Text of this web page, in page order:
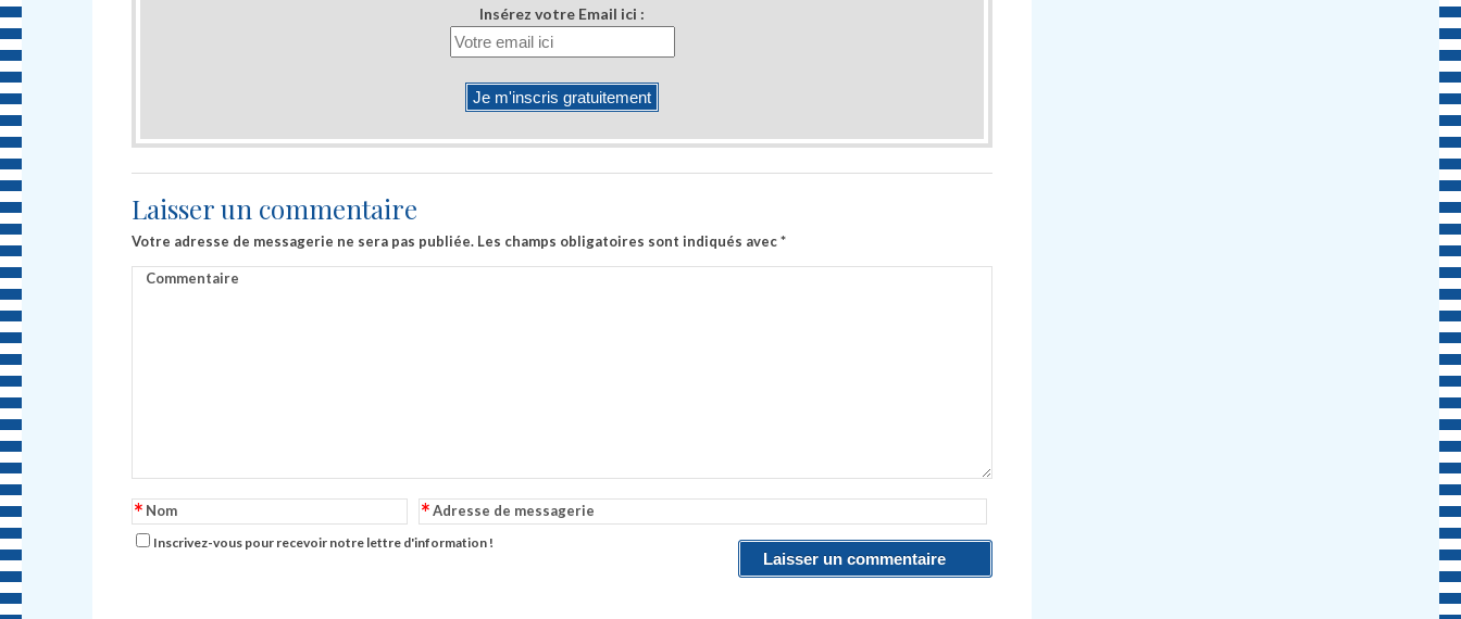
Insérez votre Email ici :
Laisser un commentaire
Votre adresse de messagerie ne sera pas publiée. Les champs obligatoires sont indiqués avec*
Commentaire
Nom
* Adresse de messagerie
*
Inscrivez-vous pour recevoir notre lettre d'information !